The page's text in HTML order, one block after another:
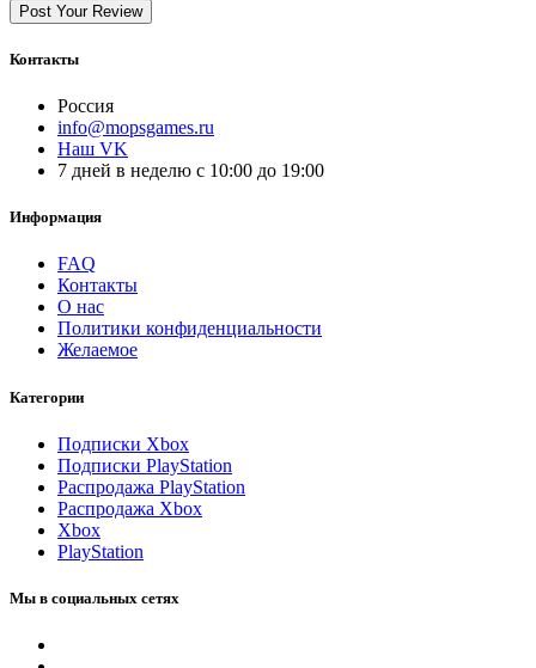
Post Your Review
Контакты
Россия
info@mopsgames.ru
Наш VK
7 дней в неделю с 10:00 до 19:00
Информация
FAQ
Контакты
О нас
Политики конфиденциальности
Желаемое
Категории
Подписки Xbox
Подписки PlayStation
Распродажа PlayStation
Распродажа Xbox
Xbox
PlayStation
Мы в социальных сетях